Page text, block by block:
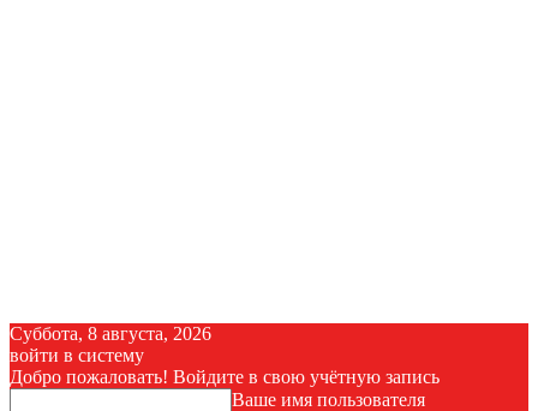
Суббота, 8 августа, 2026
войти в систему
Добро пожаловать! Войдите в свою учётную запись
Ваше имя пользователя